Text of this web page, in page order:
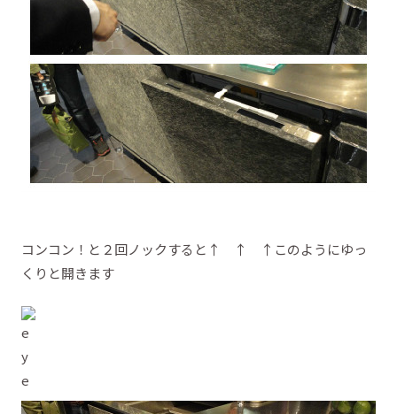
コンコン！と２回ノックすると↑ ↑ ↑このようにゆっ
くりと開きます